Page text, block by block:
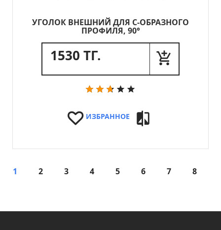
УГОЛОК ВНЕШНИЙ ДЛЯ С-ОБРАЗНОГО
ПРОФИЛЯ, 90°
1530 ТГ.
ИЗБРАННОЕ
1 2 3 4 5 6 7 8